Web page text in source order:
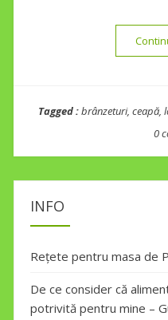
Tagged :brânzeturi, ceapă,
0
INFO
Rețete pentru masa de
De ce consider că
potrivită pentru mine –